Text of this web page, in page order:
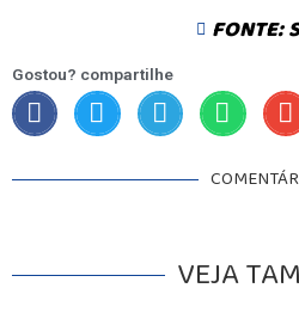
FONTE:
Gostou? compartilhe
VEJA